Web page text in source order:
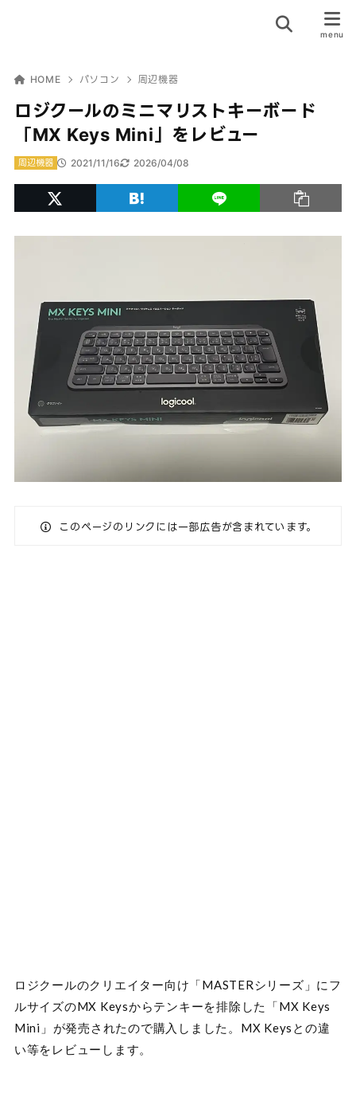
HOME パソコン 周辺機器
ロジクールのミニマリストキーボード
「MX Keys Mini」をレビュー
2021/11/16 2026/04/08
周辺機器
このページのリンクには一部広告が含まれています。
ロジクールのクリエイター向け「MASTERシリーズ」にフ
ルサイズのMX Keysからテンキーを排除した「MX Keys
Mini」が発売されたので購入しました。MX Keysとの違
い等をレビューします。